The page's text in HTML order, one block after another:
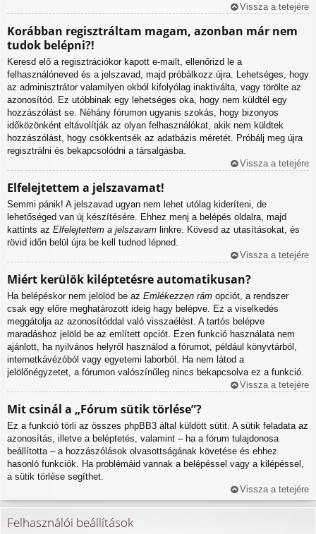
Vissza a tetejére
Korábban regisztráltam magam, azonban már nem
tudok belépni?!
Keresd elő a regisztrációkor kapott e-mailt, ellenőrizd le a
felhasználóneved és a jelszavad, majd próbálkozz újra. Lehetséges, hogy
az adminisztrátor valamilyen okból kifolyólag inaktiválta, vagy törölte az
azonosítód. Ez utóbbinak egy lehetséges oka, hogy nem küldtél egy
hozzászólást se. Néhány fórumon ugyanis szokás, hogy bizonyos
időközönként eltávolítják az olyan felhasználókat, akik nem küldtek
hozzászólást, hogy csökkentsék az adatbázis méretét. Próbálj meg újra
regisztrálni és bekapcsolódni a társalgásba.
Vissza a tetejére
Elfelejtettem a jelszavamat!
Semmi pánik! A jelszavad ugyan nem lehet utólag kideríteni, de
lehetőséged van új készítésére. Ehhez menj a belépés oldalra, majd
kattints az Elfelejtettem a jelszavam linkre. Kövesd az utasításokat, és
rövid időn belül újra be kell tudnod lépned.
Vissza a tetejére
Miért kerülök kiléptetésre automatikusan?
Ha belépéskor nem jelölöd be az Emlékezzen rám opciót, a rendszer
csak egy előre meghatározott ideig hagy belépve. Ez a viselkedés
meggátolja az azonosítóddal való visszaélést. A tartós belépve
maradáshoz jelöld be az említett opciót. Ezen funkció használata nem
ajánlott, ha nyilvános helyről használod a fórumot, például könyvtárból,
internetkávézóból vagy egyetemi laborból. Ha nem látod a
jelölőnégyzetet, a fórumon valószínűleg nincs bekapcsolva ez a funkció.
Vissza a tetejére
Mit csinál a „Fórum sütik törlése”?
Ez a funkció törli az összes phpBB3 által küldött sütit. A sütik feladata az
azonosítás, illetve a beléptetés, valamint – ha a fórum tulajdonosa
beállította – a hozzászólások olvasottságának követése és ehhez
hasonló funkciók. Ha problémáid vannak a belépéssel vagy a kilépéssel,
a sütik törlése segíthet.
Vissza a tetejére
Felhasználói beállítások